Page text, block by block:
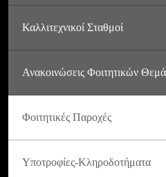
Καλλιτεχνικοί Σταθμοί
Ανακοινώσεις Φοιτητικών
Φοιτητικές Παροχές
Υποτροφίες-Κληροδοτήματα